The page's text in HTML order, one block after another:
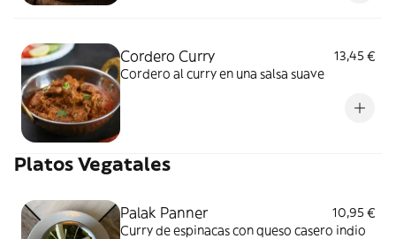
Cordero Curry
13,45 €
Cordero al curry en una salsa suave
Platos Vegatales
Palak Panner
10,95 €
Curry de espinacas con queso casero indio